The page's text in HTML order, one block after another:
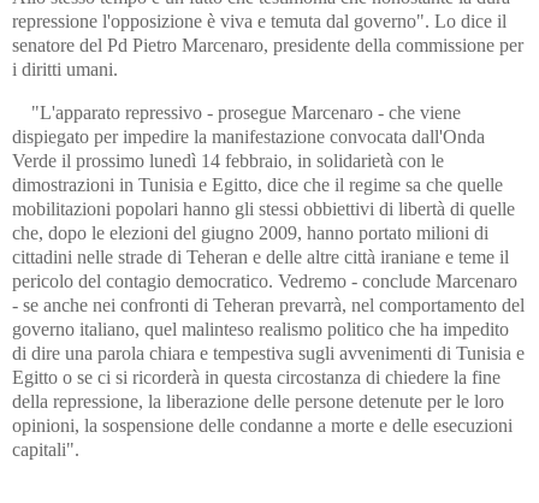
repressione l'opposizione è viva e temuta dal governo". Lo dice il
senatore del Pd Pietro Marcenaro, presidente della commissione per
i diritti umani.
"L'apparato repressivo - prosegue Marcenaro - che viene
dispiegato per impedire la manifestazione convocata dall'Onda
Verde il prossimo lunedì 14 febbraio, in solidarietà con le
dimostrazioni in Tunisia e Egitto, dice che il regime sa che quelle
mobilitazioni popolari hanno gli stessi obbiettivi di libertà di quelle
che, dopo le elezioni del giugno 2009, hanno portato milioni di
cittadini nelle strade di Teheran e delle altre città iraniane e teme il
pericolo del contagio democratico. Vedremo - conclude Marcenaro
- se anche nei confronti di Teheran prevarrà, nel comportamento del
governo italiano, quel malinteso realismo politico che ha impedito
di dire una parola chiara e tempestiva sugli avvenimenti di Tunisia e
Egitto o se ci si ricorderà in questa circostanza di chiedere la fine
della repressione, la liberazione delle persone detenute per le loro
opinioni, la sospensione delle condanne a morte e delle esecuzioni
capitali".